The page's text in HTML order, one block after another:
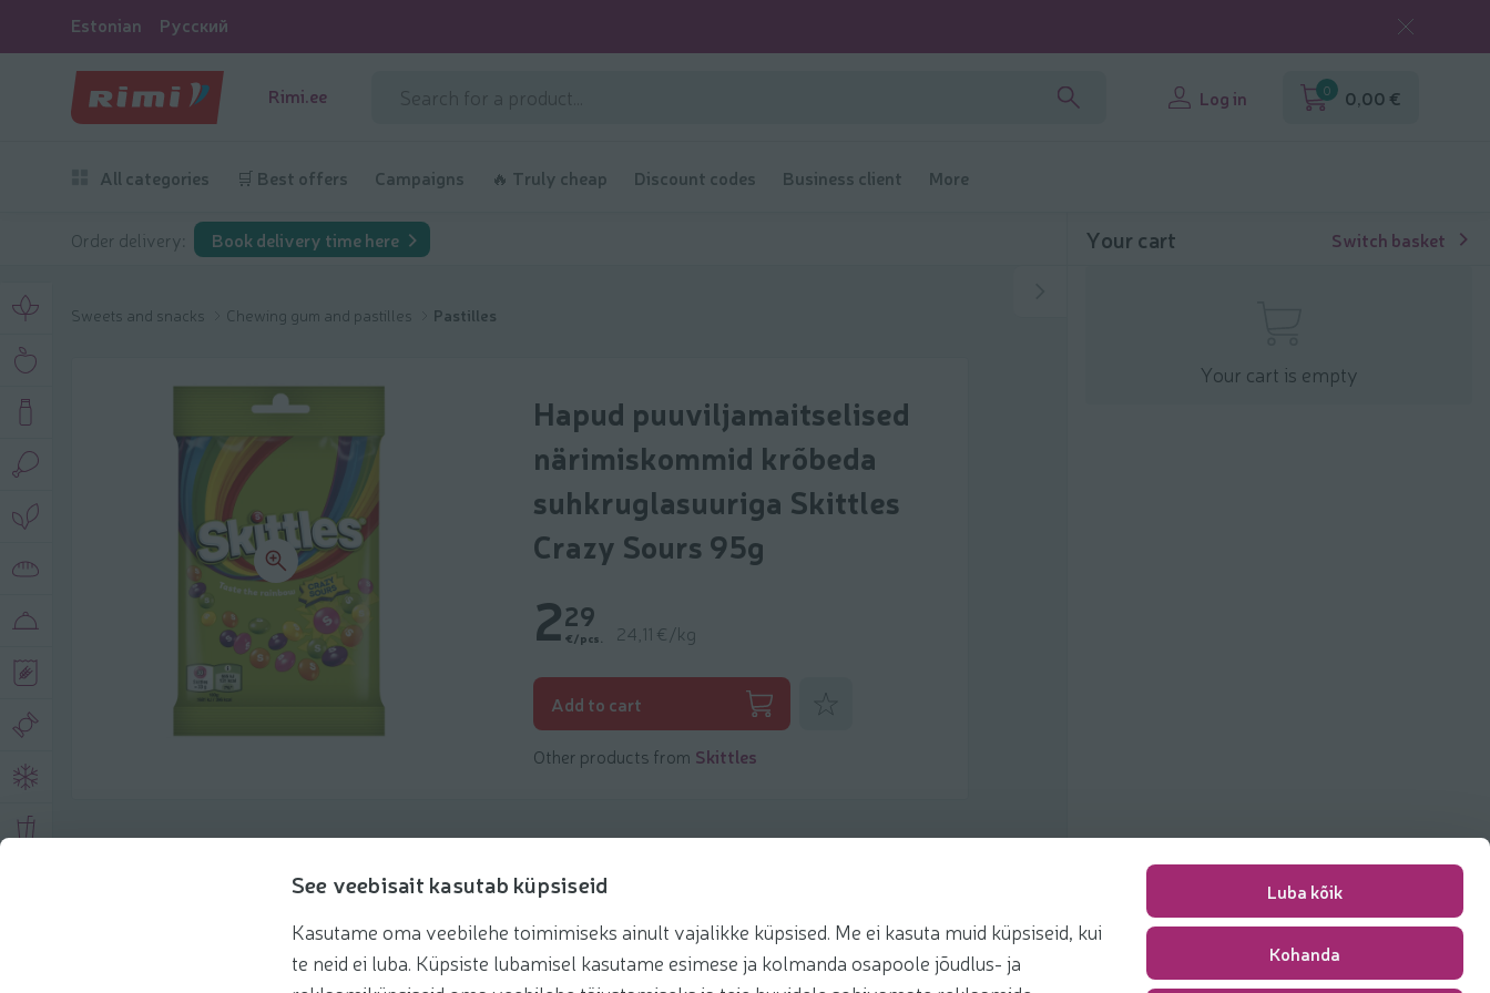
See veebisait kasutab küpsiseid
Kasutame oma veebilehe toimimiseks ainult vajalikke küpsised. Me ei kasuta muid küpsiseid, kui
te neid ei luba. Küpsiste lubamisel kasutame esimese ja kolmanda osapoole jõudlus- ja
Luba kõik
Kohanda
Estonian Русский
Rimi.ee Log in 0 0,00 €
All categories 🛒 Best offers Campaigns 🔥 Truly cheap Discount codes Business client More
Order delivery: Book delivery time here
Sweets and snacks Chewing gum and pastilles Pastilles
Hapud puuviljamaitselised
närimiskommid krõbeda
suhkruglasuuriga Skittles
Crazy Sours 95g
229
€/pcs. 24,11 €/kg
Add to cart
Other products from Skittles
Recommendations Recipes
Your cart Switch basket
Your cart is empty